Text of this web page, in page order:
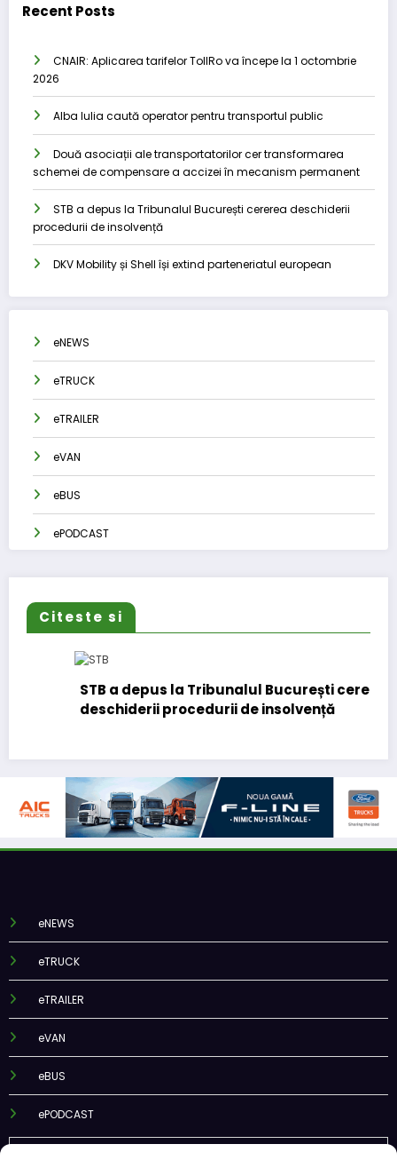
Recent Posts
CNAIR: Aplicarea tarifelor TollRo va începe la 1 octombrie
2026
Alba Iulia caută operator pentru transportul public
Două asociații ale transportatorilor cer transformarea
schemei de compensare a accizei în mecanism permanent
STB a depus la Tribunalul București cererea deschiderii
procedurii de insolvență
DKV Mobility și Shell își extind parteneriatul european
eNEWS
eTRUCK
eTRAILER
eVAN
eBUS
ePODCAST
Citeste si
STB a depus la Tribunalul București cererea
deschiderii procedurii de insolvență
eNEWS
eTRUCK
eTRAILER
eVAN
eBUS
ePODCAST